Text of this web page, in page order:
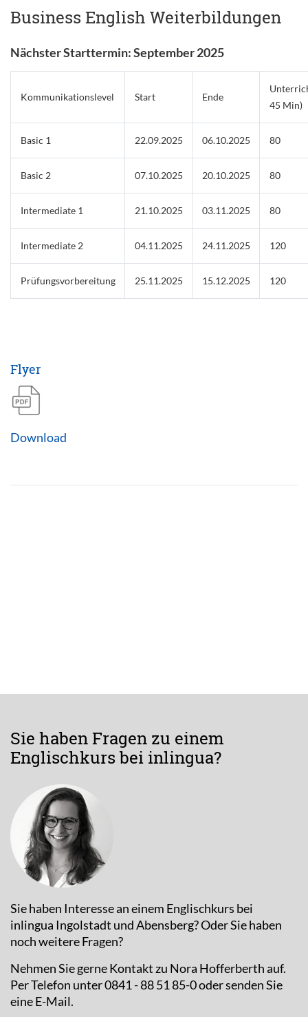
Business English Weiterbildungen
Nächster Starttermin: September 2025
Kommunikationslevel Start Ende
45 Min)
Basic 1 22.09.2025 06.10.2025 80
Basic 2 07.10.2025 20.10.2025 80
Intermediate 1 21.10.2025 03.11.2025 80
Intermediate 2 04.11.2025 24.11.2025 120
Prüfungsvorbereitung 25.11.2025 15.12.2025 120
Flyer
Download
Sie haben Fragen zu einem
Englischkurs bei inlingua?
Sie haben Interesse an einem Englischkurs bei
inlingua Ingolstadt und Abensberg? Oder Sie haben
noch weitere Fragen?
Nehmen Sie gerne Kontakt zu Nora Hofferberth auf.
Per Telefon unter 0841 - 88 51 85-0 oder senden Sie
eine E-Mail.